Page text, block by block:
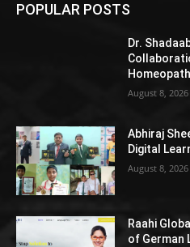
POPULAR POSTS
Dr.
August 8, 2026
Abhiraj
Digital
August 8, 2026
Raahi
of German